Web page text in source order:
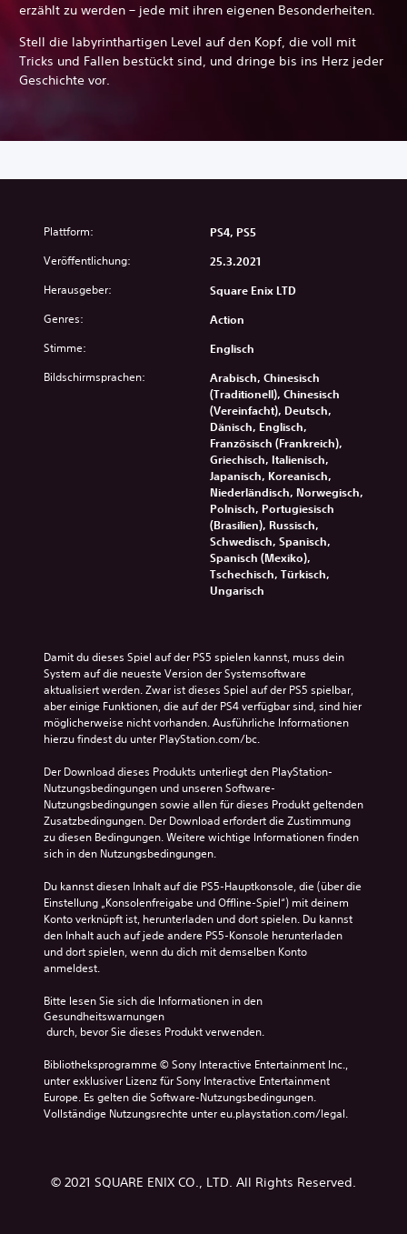
erzählt zu werden – jede mit ihren eigenen Besonderheiten.
Stell die labyrinthartigen Level auf den Kopf, die voll mit
Tricks und Fallen bestückt sind, und dringe bis ins Herz jeder
Geschichte vor.
Plattform: PS4, PS5
Veröffentlichung: 25.3.2021
Herausgeber: Square Enix LTD
Genres: Action
Stimme: Englisch
Bildschirmsprachen:
Arabisch, Chinesisch
(Traditionell), Chinesisch
(Vereinfacht), Deutsch,
Dänisch, Englisch,
Französisch (Frankreich),
Griechisch, Italienisch,
Japanisch, Koreanisch,
Niederländisch, Norwegisch,
Polnisch, Portugiesisch
(Brasilien), Russisch,
Schwedisch, Spanisch,
Spanisch (Mexiko),
Tschechisch, Türkisch,
Ungarisch
Damit du dieses Spiel auf der PS5 spielen kannst, muss dein
System auf die neueste Version der Systemsoftware
aktualisiert werden. Zwar ist dieses Spiel auf der PS5 spielbar,
aber einige Funktionen, die auf der PS4 verfügbar sind, sind hier
möglicherweise nicht vorhanden. Ausführliche Informationen
hierzu findest du unter PlayStation.com/bc.
Der Download dieses Produkts unterliegt den PlayStation-
Nutzungsbedingungen und unseren Software-
Nutzungsbedingungen sowie allen für dieses Produkt geltenden
Zusatzbedingungen. Der Download erfordert die Zustimmung
zu diesen Bedingungen. Weitere wichtige Informationen finden
sich in den Nutzungsbedingungen.
Du kannst diesen Inhalt auf die PS5-Hauptkonsole, die (über die
Einstellung „Konsolenfreigabe und Offline-Spiel“) mit deinem
Konto verknüpft ist, herunterladen und dort spielen. Du kannst
den Inhalt auch auf jede andere PS5-Konsole herunterladen
und dort spielen, wenn du dich mit demselben Konto
anmeldest.
Bitte lesen Sie sich die Informationen in den
Gesundheitswarnungen
durch, bevor Sie dieses Produkt verwenden.
Bibliotheksprogramme © Sony Interactive Entertainment Inc.,
unter exklusiver Lizenz für Sony Interactive Entertainment
Europe. Es gelten die Software-Nutzungsbedingungen.
Vollständige Nutzungsrechte unter eu.playstation.com/legal.
© 2021 SQUARE ENIX CO., LTD. All Rights Reserved.